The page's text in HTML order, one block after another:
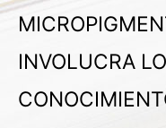
INVOLUCRA